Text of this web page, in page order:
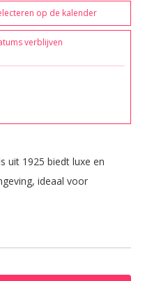
uit 1925 biedt luxe en
ideaal voor
op de kalender
verblijven